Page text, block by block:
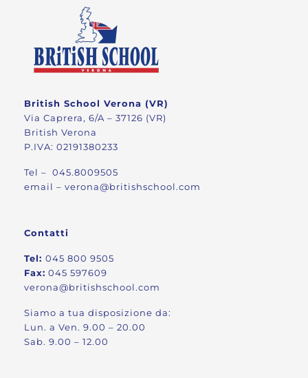
British School Verona (VR)
Via Caprera, 6/A – 37126 (VR)
British Verona
P.IVA: 02191380233
Tel – 045.8009505
email – verona@britishschool.com
Contatti
Tel: 045 800 9505
Fax: 045 597609
verona@britishschool.com
Siamo a tua disposizione da:
Lun. a Ven. 9.00 – 20.00
Sab. 9.00 – 12.00